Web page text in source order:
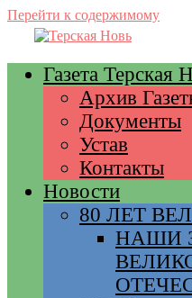
Перейти к содержимому
Газета Терская
Архив
Документы
Устав
Контакты
Новости
80 ЛЕТ
НАШИ